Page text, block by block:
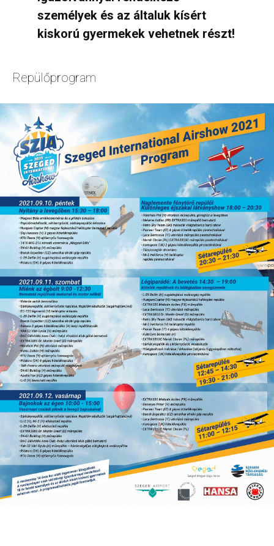
személyek és az általuk kísért
kiskorú gyermekek vehetnek részt!
Repülőprogram